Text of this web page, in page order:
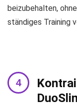
beizubehalten,
ständiges Training